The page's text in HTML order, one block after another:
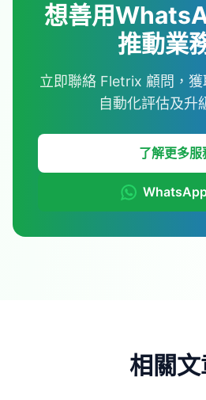
想善用
推動業
立即聯絡 Fletrix 顧問，
自動化評估及升
了解更多服
相關